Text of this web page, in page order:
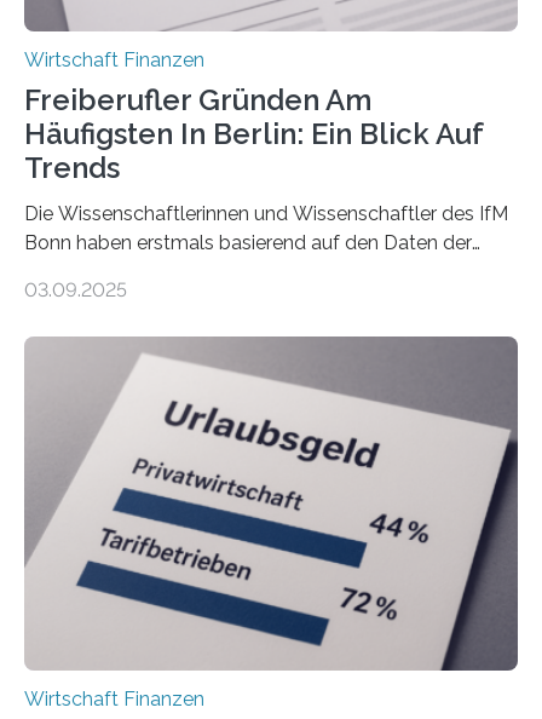
Wirtschaft Finanzen
Freiberufler Gründen Am
Häufigsten In Berlin: Ein Blick Auf
Trends
Die Wissenschaftlerinnen und Wissenschaftler des IfM
Bonn haben erstmals basierend auf den Daten der
Landkreise mit den meisten Gründungen von
ist demnach Berlin. Betrachtet man nur die Gründungen
der Freiberuflerinnen, so liegt Leipzig an der Spitze. In
Berlin starteten in 2024 die meisten Personen in eine
eigene freiberufliche Existenz, dahinter folgten die
Städte Hamburg, München und Köln. Betrachtet man
hingegen die Existenzgründungsintensität – die Anzahl
der freiberuflichen Gründungen je…
03.09.2025
Wirtschaft Finanzen